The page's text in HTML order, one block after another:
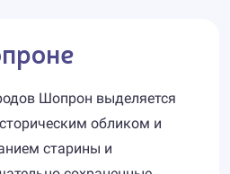
Шопрон выделяется
обликом и
старины и